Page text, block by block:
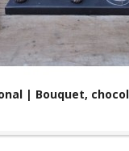
| Bouquet,